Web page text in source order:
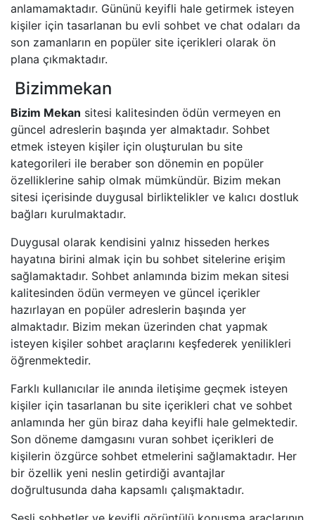
anlamamaktadır. Gününü keyifli hale getirmek isteyen
kişiler için tasarlanan bu evli sohbet ve chat odaları da
son zamanların en popüler site içerikleri olarak ön
plana çıkmaktadır.
Bizimmekan
Bizim Mekan sitesi kalitesinden ödün vermeyen en
güncel adreslerin başında yer almaktadır. Sohbet
etmek isteyen kişiler için oluşturulan bu site
kategorileri ile beraber son dönemin en popüler
özelliklerine sahip olmak mümkündür. Bizim mekan
sitesi içerisinde duygusal birliktelikler ve kalıcı dostluk
bağları kurulmaktadır.
Duygusal olarak kendisini yalnız hisseden herkes
hayatına birini almak için bu sohbet sitelerine erişim
sağlamaktadır. Sohbet anlamında bizim mekan sitesi
kalitesinden ödün vermeyen ve güncel içerikler
hazırlayan en popüler adreslerin başında yer
almaktadır. Bizim mekan üzerinden chat yapmak
isteyen kişiler sohbet araçlarını keşfederek yenilikleri
öğrenmektedir.
Farklı kullanıcılar ile anında iletişime geçmek isteyen
kişiler için tasarlanan bu site içerikleri chat ve sohbet
anlamında her gün biraz daha keyifli hale gelmektedir.
Son döneme damgasını vuran sohbet içerikleri de
kişilerin özgürce sohbet etmelerini sağlamaktadır. Her
bir özellik yeni neslin getirdiği avantajlar
doğrultusunda daha kapsamlı çalışmaktadır.